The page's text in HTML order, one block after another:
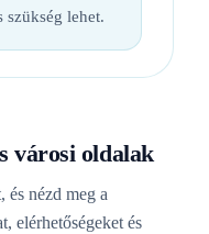
szükség lehet.
városi oldalak
és nézd meg a
elérhetőségeket és